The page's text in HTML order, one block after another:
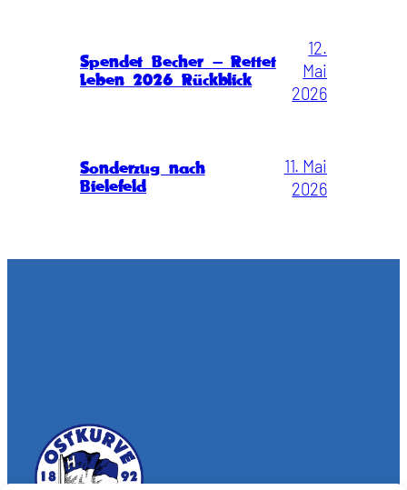
Spendet Becher – Rettet
Leben 2026 Rückblick
12.
Mai
2026
Sonderzug nach
Bielefeld
11. Mai
2026